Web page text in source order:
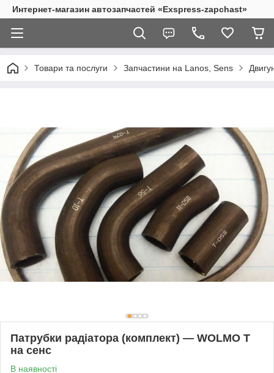
Интернет-магазин автозапчастей «Exspress-zapchast»
Товари та послуги Запчастини на Lanos, Sens
Патрубки радіатора (комплект) — WOLMO T
на сенс
В наявності